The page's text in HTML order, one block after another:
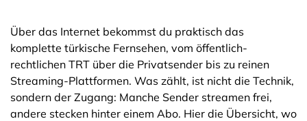
Über das Internet bekommst du praktisch das
komplette türkische Fernsehen, vom öffentlich-
rechtlichen TRT über die Privatsender bis zu reinen
Streaming-Plattformen. Was zählt, ist nicht die Technik,
sondern der Zugang: Manche Sender streamen frei,
andere stecken hinter einem Abo. Hier die Übersicht, wo